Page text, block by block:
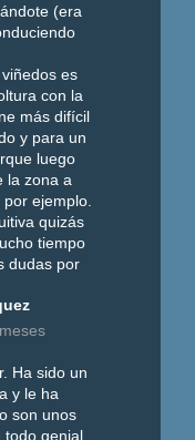
(era
es
con la
más difícil
y para un
luego
la zona a
ejemplo.
quizás
tiempo
dudas por
Ha sido un
y le ha
son unos
genial.